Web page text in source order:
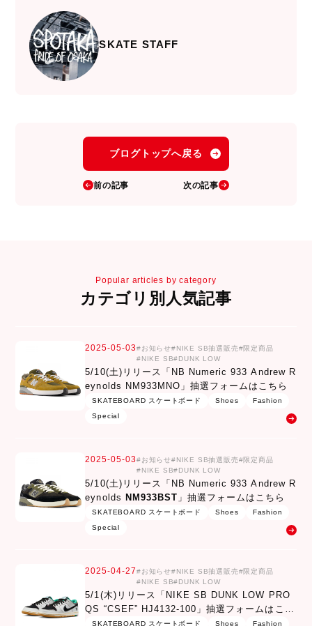
SKATE STAFF
前の記事
ブログトップへ戻る
次の記事
Popular articles by category
カテゴリ別人気記事
2025-05-03 お知らせ NIKE SB抽選販売
限定商品
NIKE SB
DUNK LOW
5/10(土)リリース「NB Numeric 933 Andrew R
eynolds NM933MNO」抽選フォームはこちら
SKATEBOARD スケートボード Shoes
Fashion
Special
2025-05-03 お知らせ NIKE SB抽選販売
限定商品
NIKE SB
DUNK LOW
5/10(土)リリース「NB Numeric 933 Andrew R
eynolds NM933BST 」抽選フォームはこちら
SKATEBOARD スケートボード Shoes
Fashion
Special
2025-04-27 お知らせ NIKE SB抽選販売
限定商品
NIKE SB
DUNK LOW
5/1(木)リリース「NIKE SB DUNK LOW PRO
QS “CSEF” HJ4132-100」抽選フォームはこち
らSKATEBOARD スケートボード Shoes
Fashion